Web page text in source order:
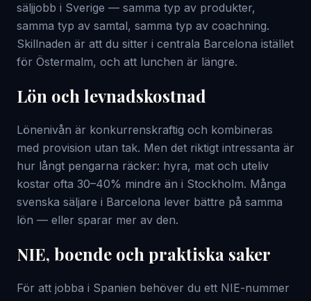
säljjobb i Sverige — samma typ av produkter,
samma typ av samtal, samma typ av coachning.
Skillnaden är att du sitter i centrala Barcelona istället
för Östermalm, och att lunchen är längre.
Lön och levnadskostnad
Lönenivån är konkurrenskraftig och kombineras
med provision utan tak. Men det riktigt intressanta är
hur långt pengarna räcker: hyra, mat och uteliv
kostar ofta 30–40% mindre än i Stockholm. Många
svenska säljare i Barcelona lever bättre på samma
lön — eller sparar mer av den.
NIE, boende och praktiska saker
För att jobba i Spanien behöver du ett NIE-nummer